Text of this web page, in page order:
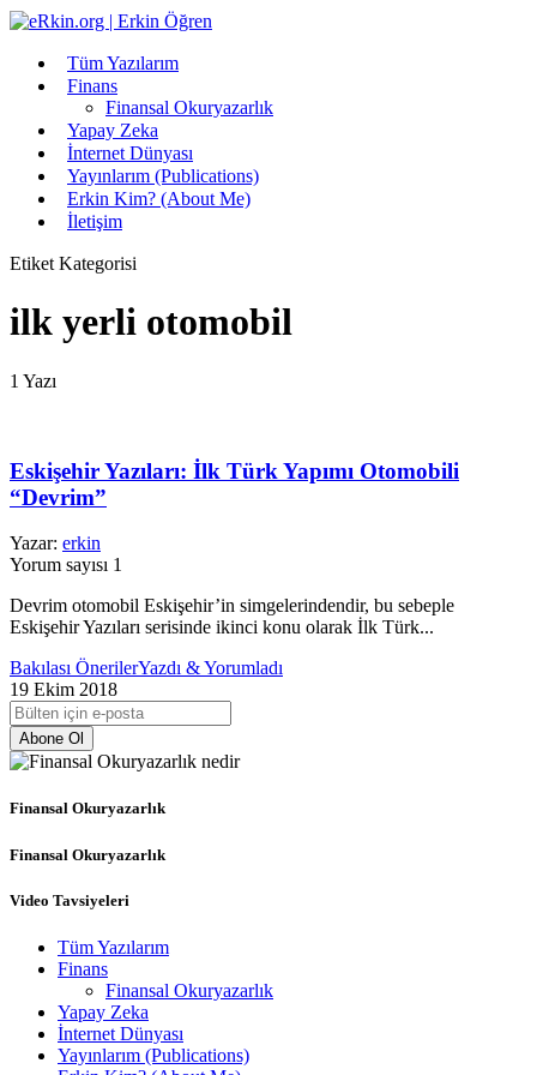
Tüm Yazılarım
Finans
Finansal Okuryazarlık
Yapay Zeka
İnternet Dünyası
Yayınlarım (Publications)
Erkin Kim? (About Me)
İletişim
Etiket Kategorisi
ilk yerli otomobil
1 Yazı
Eskişehir Yazıları: İlk Türk Yapımı Otomobili
“Devrim”
Yazar: erkin
Yorum sayısı 1
Devrim otomobil Eskişehir’in simgelerindendir, bu sebeple
Eskişehir Yazıları serisinde ikinci konu olarak İlk Türk...
Bakılası ÖnerilerYazdı & Yorumladı
19 Ekim 2018
Abone Ol
Finansal Okuryazarlık
Finansal Okuryazarlık
Video Tavsiyeleri
Tüm Yazılarım
Finans
Finansal Okuryazarlık
Yapay Zeka
İnternet Dünyası
Yayınlarım (Publications)